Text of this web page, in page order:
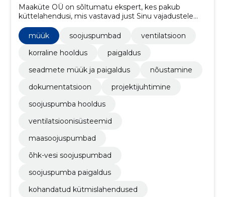
Maaküte OÜ on sõltumatu ekspert, kes pakub
küttelahendusi, mis vastavad just Sinu vajadustele
ning aitavad säästa. Võrdle soojuspumpasid ja leia
sobivaim.
müük soojuspumbad
ventilatsioon
korraline hooldus
paigaldus
seadmete müük ja paigaldus
nõustamine
dokumentatsioon
projektijuhtimine
soojuspumba hooldus
ventilatsioonisüsteemid
maasoojuspumbad
õhk-vesi soojuspumbad
soojuspumba paigaldus
kohandatud kütmislahendused